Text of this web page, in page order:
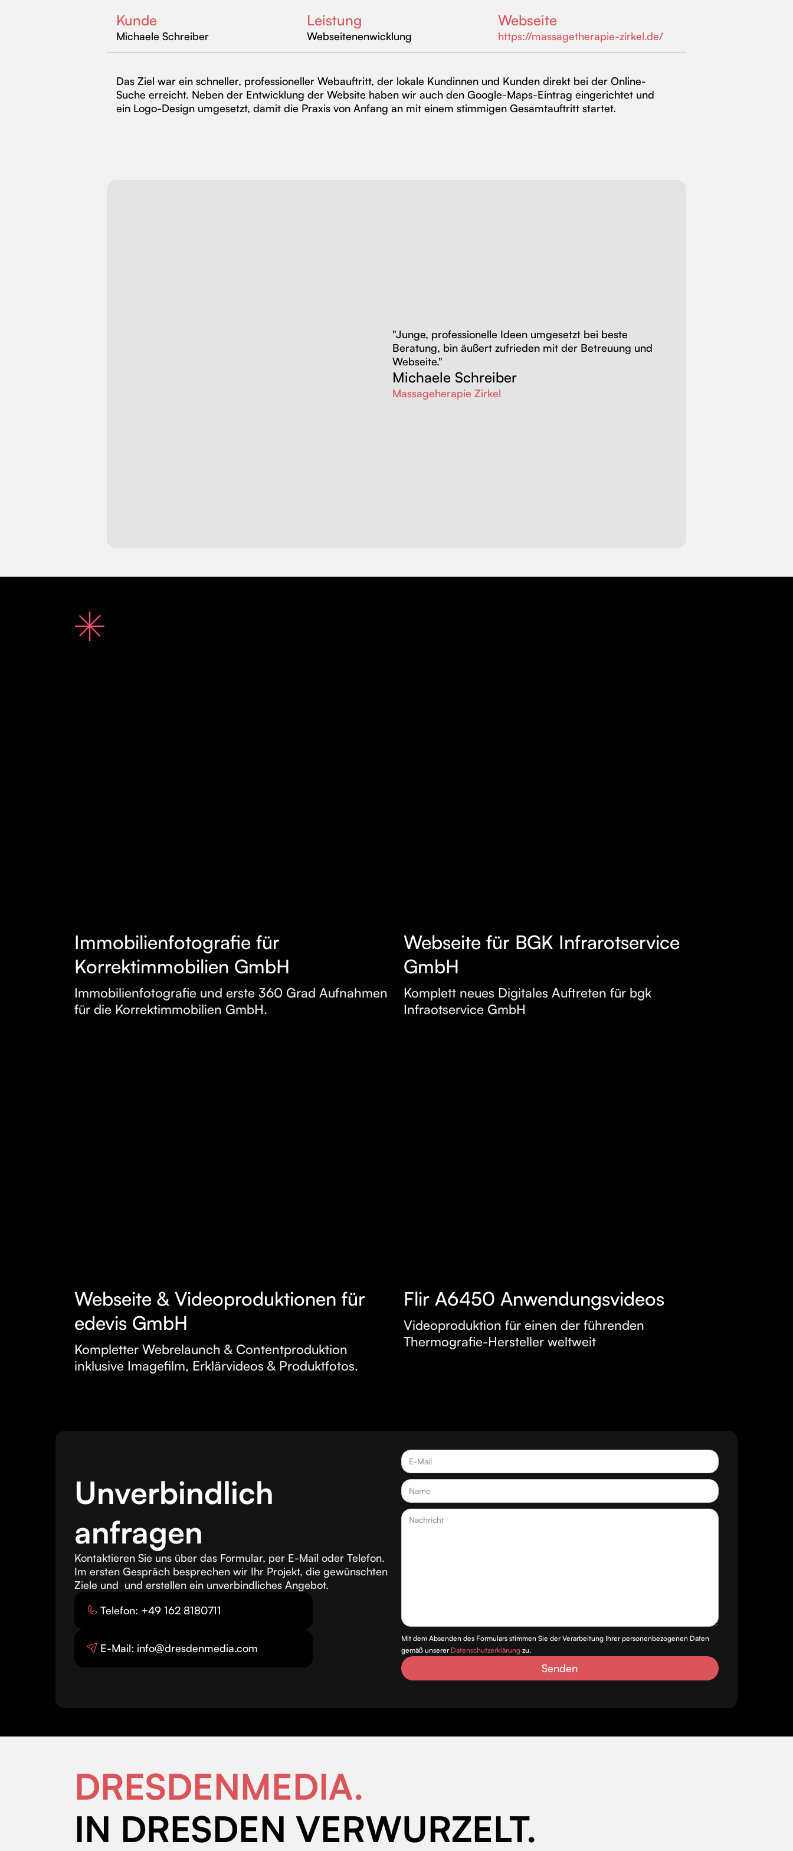
Kunde
Michaele Schreiber
Leistung
Webseitenenwicklung
Webseite
https://massagetherapie-zirkel.de/
Das Ziel war ein schneller, professioneller Webauftritt, der lokale Kundinnen und Kunden direkt bei der Online-
Suche erreicht. Neben der Entwicklung der Website haben wir auch den Google-Maps-Eintrag eingerichtet und
ein Logo-Design umgesetzt, damit die Praxis von Anfang an mit einem stimmigen Gesamtauftritt startet.
"Junge, professionelle Ideen umgesetzt bei beste
Beratung, bin äußert zufrieden mit der Betreuung und
Webseite."
Michaele Schreiber
Massageherapie Zirkel
MEHR
ERFAHREN
Immobilienfotografie für
Korrektimmobilien GmbH
Immobilienfotografie und erste 360 Grad Aufnahmen
für die Korrektimmobilien GmbH.
MEHR
ERFAHREN
Webseite für BGK Infrarotservice
GmbH
Komplett neues Digitales Auftreten für bgk
Infraotservice GmbH
MEHR
ERFAHREN
Webseite & Videoproduktionen für
edevis GmbH
Kompletter Webrelaunch & Contentproduktion
inklusive Imagefilm, Erklärvideos & Produktfotos.
MEHR
ERFAHREN
Flir A6450 Anwendungsvideos
Videoproduktion für einen der führenden
Thermografie-Hersteller weltweit
Unverbindlich
anfragen
Kontaktieren Sie uns über das Formular, per E-Mail oder Telefon.
Im ersten Gespräch besprechen wir Ihr Projekt, die gewünschten
Ziele und und erstellen ein unverbindliches Angebot.
Telefon: +49 162 8180711
E-Mail: info@dresdenmedia.com
Mit dem Absenden des Formulars stimmen Sie der Verarbeitung Ihrer personenbezogenen Daten
gemäß unserer Datenschutzerklärung zu.
DRESDENMEDIA.
IN DRESDEN VERWURZELT.